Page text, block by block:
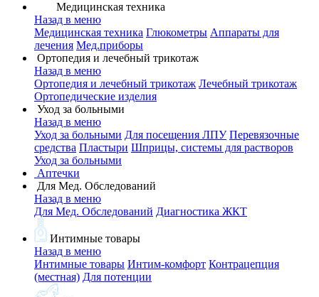
Медицинская техника
Назад в меню
Медицинская техника Глюкометры Аппараты для
лечения Мед.приборы
Ортопедия и лечебный трикотаж
Назад в меню
Ортопедия и лечебный трикотаж Лечебный трикотаж
Ортопедические изделия
Уход за больными
Назад в меню
Уход за больными Для посещения ЛПУ Перевязочные
средства Пластыри Шприцы, системы для растворов
Уход за больными
Аптечки
Для Мед. Обследований
Назад в меню
Для Мед. Обследований Диагностика ЖКТ
Интимные товары
Назад в меню
Интимные товары Интим-комфорт Контрацепция
(местная) Для потенции